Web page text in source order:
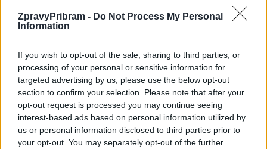
ZpravyPribram - Do Not Process My Personal
Information
If you wish to opt-out of the sale, sharing to third parties, or
processing of your personal or sensitive information for
targeted advertising by us, please use the below opt-out
section to confirm your selection. Please note that after your
opt-out request is processed you may continue seeing
interest-based ads based on personal information utilized by
us or personal information disclosed to third parties prior to
your opt-out. You may separately opt-out of the further
Zpravodajství
Na investice do krajských nemocnic je
vyhrazeno více než 240 milionů...